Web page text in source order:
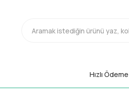
Hızlı Ödeme